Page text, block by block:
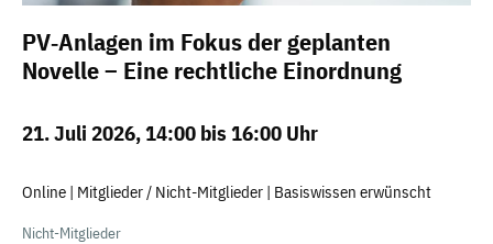
PV‑Anlagen im Fokus der geplanten
Novelle – Eine rechtliche Einordnung
21. Juli 2026, 14:00 bis 16:00 Uhr
Online | Mitglieder / Nicht-Mitglieder | Basiswissen erwünscht
Nicht-Mitglieder